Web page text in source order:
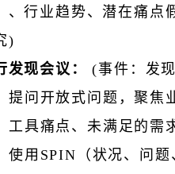
、行业趋势、潜在痛点
)
发现会议：
(事件：发
提问开放式问题，聚焦
工具痛点、未满足的需
使用SPIN（状况、问